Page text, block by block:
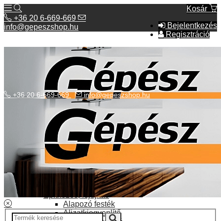
Kosár
Bejelentkezés
Regisztráció
+36 20 6-669-669
info@gepeszshop.hu
Kategóriák menü
Bolhapiac
Elektromos fűtés
Építkezés, fejújítás
Alapozó festék
Aljzatkiegyenlítő
+36 20 6-669-669 info@gepeszshop.hu